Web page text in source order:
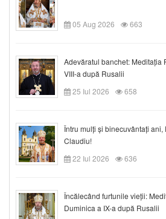
05 Aug 2026 663
Adevăratul banchet: Meditația
VIII-a după Rusalii
25 Iul 2026
658
Întru mulți și binecuvântați ani,
Claudiu!
22 Iul 2026
636
Încălecând furtunile vieții:
Duminica a IX-a după Rusalii